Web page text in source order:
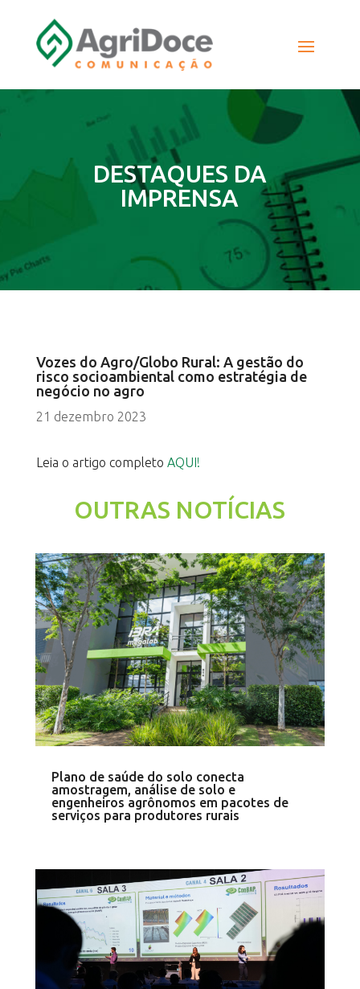
DESTAQUES DA
IMPRENSA
Vozes do Agro/Globo Rural: A gestão do
risco socioambiental como estratégia de
negócio no agro
21 dezembro 2023
Leia o artigo completo AQUI!
OUTRAS NOTÍCIAS
Plano de saúde do solo conecta
amostragem, análise de solo e
engenheiros agrônomos em pacotes de
serviços para produtores rurais